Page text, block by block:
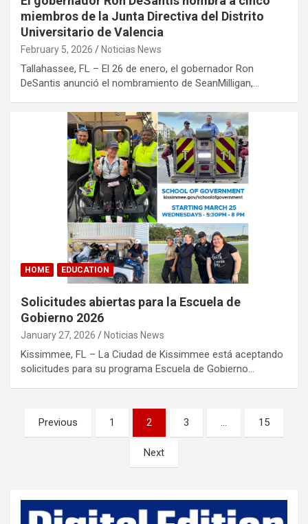
miembros de la Junta Directiva del Distrito
Universitario de Valencia
February 5, 2026 Noticias News
Tallahassee, FL – El 26 de enero, el gobernador Ron
DeSantis anunció el nombramiento de SeanMilligan,…
HOME EDUCATION
Solicitudes abiertas para la Escuela de
Gobierno 2026
January 27, 2026 Noticias News
Kissimmee, FL – La Ciudad de Kissimmee está aceptando
solicitudes para su programa Escuela de Gobierno…
Previous 1 2 3 … 15
Next